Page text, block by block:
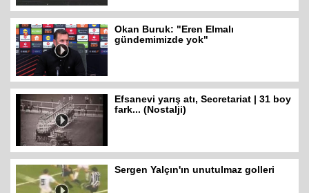
Okan Buruk: "Eren Elmalı
gündemimizde yok"
Efsanevi yarış atı, Secretariat | 31 boy
fark... (Nostalji)
Sergen Yalçın'ın unutulmaz golleri